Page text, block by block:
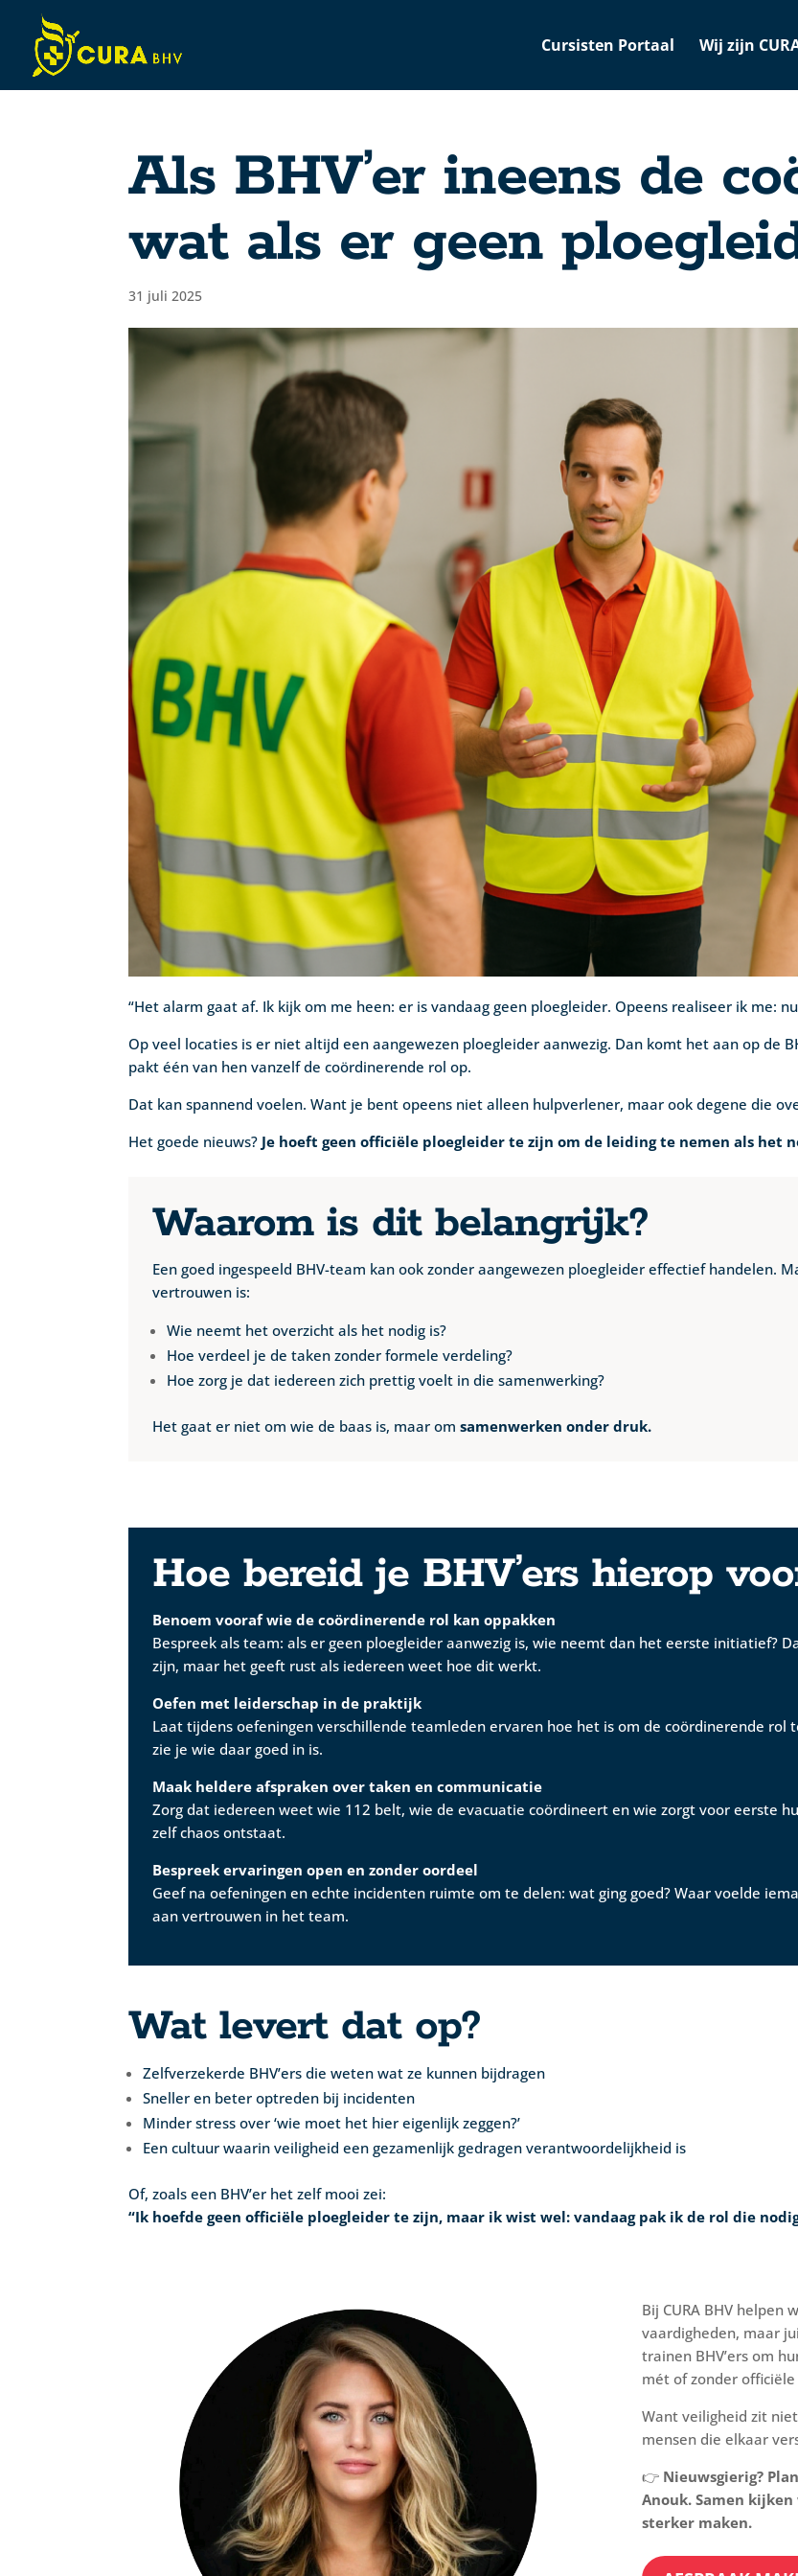
Cursisten Portaal Wij zijn
Als BHV’er ineens de
wat als er geen
31 juli 2025
“Het alarm gaat af. Ik kijk om me heen: er is vandaag geen ploegleider. Opeens realiseer ik me:
Op veel locaties is er niet altijd een aangewezen ploegleider aanwezig. Dan komt het aan op de
pakt één van hen vanzelf de coördinerende rol op.
Dat kan spannend voelen. Want je bent opeens niet alleen hulpverlener, maar ook degene die
Het goede nieuws? Je hoeft geen officiële ploegleider te zijn om de leiding te nemen als het
Waarom is dit belangrijk?
Een goed ingespeeld BHV-team kan ook zonder aangewezen ploegleider effectief handelen.
vertrouwen is:
Wie neemt het overzicht als het nodig is?
Hoe verdeel je de taken zonder formele verdeling?
Hoe zorg je dat iedereen zich prettig voelt in die samenwerking?
Het gaat er niet om wie de baas is, maar omsamenwerken onder druk.
Hoe bereid je BHV’ers hierop
Benoem vooraf wie de coördinerende rol kan oppakken
Bespreek als team: als er geen ploegleider aanwezig is, wie neemt dan het eerste initiatief?
zijn, maar het geeft rust als iedereen weet hoe dit werkt.
Oefen met leiderschap in de praktijk
Laat tijdens oefeningen verschillende teamleden ervaren hoe het is om de coördinerende rol
zie je wie daar goed in is.
Maak heldere afspraken over taken en communicatie
Zorg dat iedereen weet wie 112 belt, wie de evacuatie coördineert en wie zorgt voor eerste
zelf chaos ontstaat.
Bespreek ervaringen open en zonder oordeel
Geef na oefeningen en echte incidenten ruimte om te delen: wat ging goed? Waar voelde
aan vertrouwen in het team.
Wat levert dat op?
Zelfverzekerde BHV’ers die weten wat ze kunnen bijdragen
Sneller en beter optreden bij incidenten
Minder stress over ‘wie moet het hier eigenlijk zeggen?’
Een cultuur waarin veiligheid een gezamenlijk gedragen verantwoordelijkheid is
Of, zoals een BHV’er het zelf mooi zei:
“Ik hoefde geen officiële ploegleider te zijn, maar ik wist wel: vandaag pak ik de rol die
Bij CURA BHV
vaardigheden, maar
trainen BHV’ers om
mét of zonder
Want veiligheid zit
mensen die elkaar
👉 Nieuwsgierig?
Anouk. Samen
sterker maken.